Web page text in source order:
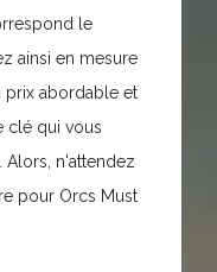
le
ainsi en mesure
prix abordable et
clé qui vous
Alors, n'attendez
pour Orcs Must